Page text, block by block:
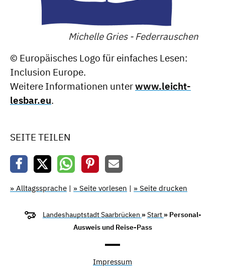
Michelle Gries - Federrauschen
© Europäisches Logo für einfaches Lesen:
Inclusion Europe.
Weitere Informationen unterwww.leicht-
lesbar.eu.
SEITE TEILEN
» Alltagssprache | » Seite vorlesen | » Seite drucken
Landeshauptstadt Saarbrücken »Start » Personal-
Ausweis und Reise-Pass
Impressum